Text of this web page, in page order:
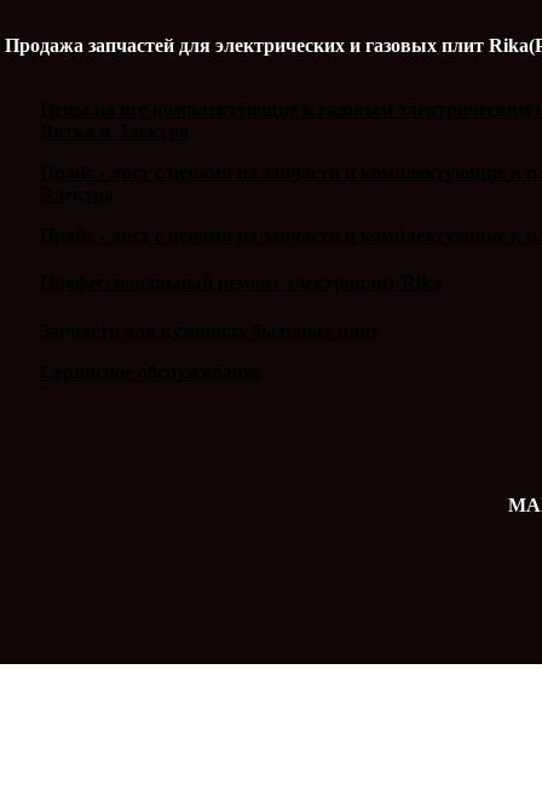
Продажа запчастей для электрических и газовых плит